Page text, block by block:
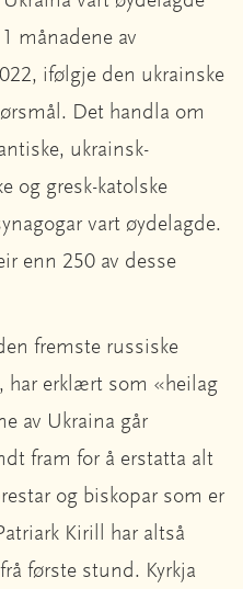
månadene av
ifølgje den ukrainske
Det handla om
ukrainsk-
og gresk-katolske
vart øydelagde.
enn 250 av desse
fremste russiske
har erklært som «heilag
av Ukraina går
fram for å erstatta alt
og biskopar som er
Kirill har altså
første stund. Kyrkja